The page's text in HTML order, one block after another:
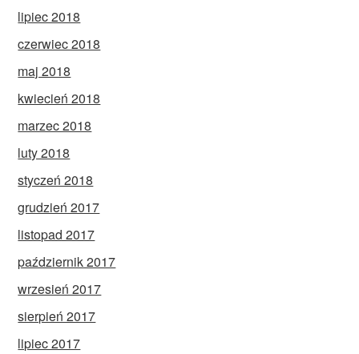
lipiec 2018
czerwiec 2018
maj 2018
kwiecień 2018
marzec 2018
luty 2018
styczeń 2018
grudzień 2017
listopad 2017
październik 2017
wrzesień 2017
sierpień 2017
lipiec 2017